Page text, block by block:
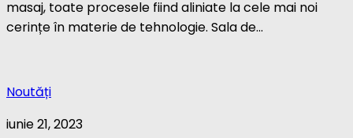
masaj, toate procesele fiind aliniate la cele mai noi
cerințe în materie de tehnologie. Sala de...
Noutăți
iunie 21, 2023